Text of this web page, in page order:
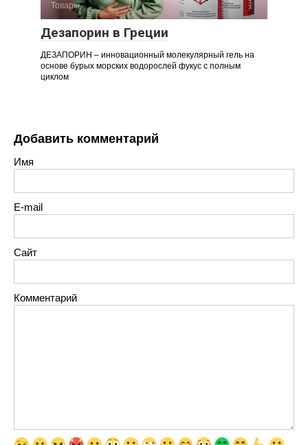
Товары
Дезапорин в Греции
ДЕЗАПОРИН – инновационный молекулярный гель на
основе бурых морских водорослей фукус с полным
циклом
Добавить комментарий
Имя
E-mail
Сайт
Комментарий